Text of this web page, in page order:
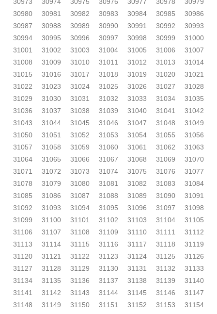
30980
30981 30982 30983 30984 30985
30986
30987
30988 30989 30990 30991 30992
30993
30994
30995 30996 30997 30998 30999
31000
31001
31002 31003 31004 31005 31006
31007
31008
31009 31010 31011 31012 31013
31014
31015
31016 31017 31018 31019 31020
31021
31022
31023 31024 31025 31026 31027
31028
31029
31030 31031 31032 31033 31034
31035
31036
31037 31038 31039 31040 31041
31042
31043
31044 31045 31046 31047 31048
31049
31050
31051 31052 31053 31054 31055
31056
31057
31058 31059 31060 31061 31062
31063
31064
31065 31066 31067 31068 31069
31070
31071
31072 31073 31074 31075 31076
31077
31078
31079 31080 31081 31082 31083
31084
31085
31086 31087 31088 31089 31090
31091
31092
31093 31094 31095 31096 31097
31098
31099
31100 31101 31102 31103 31104
31105
31106
31107 31108 31109 31110 31111
31112
31113
31114 31115 31116 31117 31118
31119
31120
31121 31122 31123 31124 31125
31126
31127
31128 31129 31130 31131 31132
31133
31134
31135 31136 31137 31138 31139
31140
31141
31142 31143 31144 31145 31146
31147
31148
31149 31150 31151 31152 31153
31154